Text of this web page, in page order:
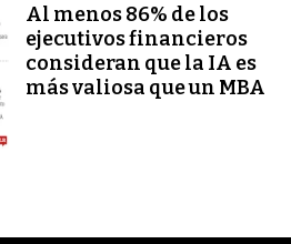
Al menos 86% de los
ejecutivos financieros
consideran que la IA es
más valiosa que un MBA